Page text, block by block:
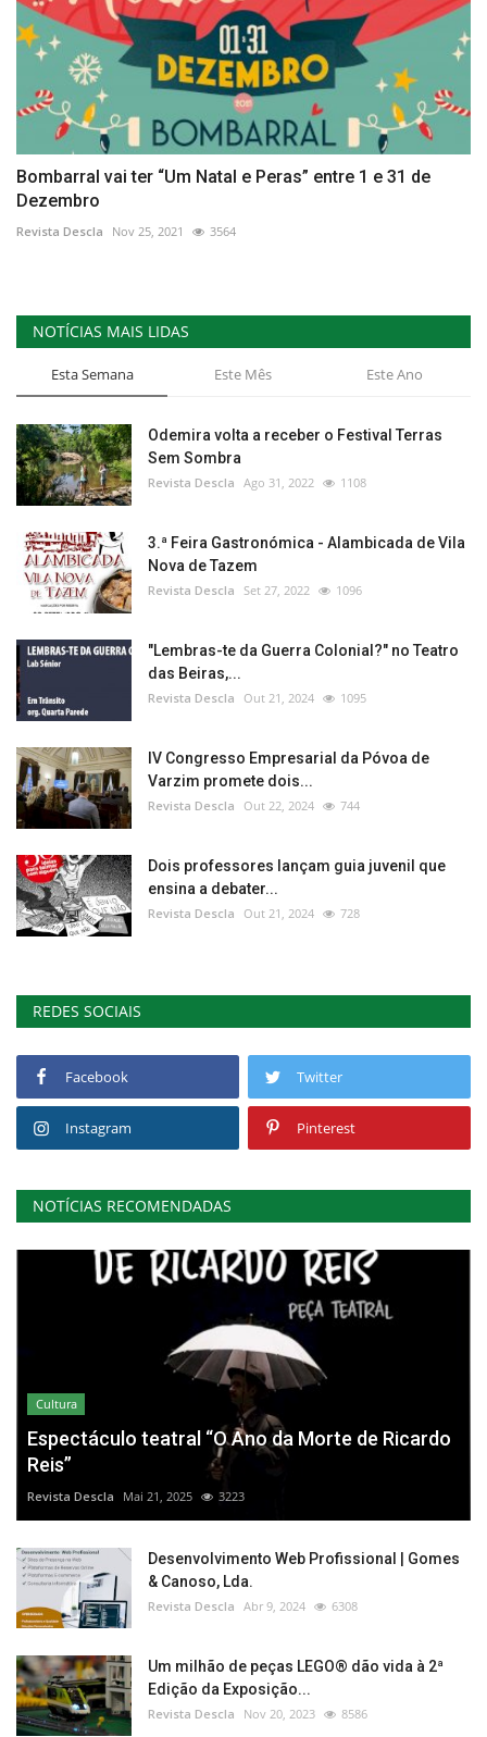
Bombarral vai ter “Um Natal e Peras” entre 1 e 31 de
Dezembro
Revista Descla Nov 25, 2021 3564
NOTÍCIAS MAIS LIDAS
Esta Semana Este Mês Este Ano
Odemira volta a receber o Festival Terras
Sem Sombra
Revista Descla Ago 31, 2022 1108
3.ª Feira Gastronómica - Alambicada de Vila
Nova de Tazem
Revista Descla Set 27, 2022 1096
"Lembras-te da Guerra Colonial?" no Teatro
das Beiras,...
Revista Descla Out 21, 2024 1095
IV Congresso Empresarial da Póvoa de
Varzim promete dois...
Revista Descla Out 22, 2024 744
Dois professores lançam guia juvenil que
ensina a debater...
Revista Descla Out 21, 2024 728
REDES SOCIAIS
Facebook Twitter
Instagram Pinterest
NOTÍCIAS RECOMENDADAS
Cultura
Espectáculo teatral “O Ano da Morte de Ricardo
Reis”
Revista Descla Mai 21, 2025 3223
Desenvolvimento Web Profissional | Gomes
& Canoso, Lda.
Revista Descla Abr 9, 2024 6308
Um milhão de peças LEGO® dão vida à 2ª
Edição da Exposição...
Revista Descla Nov 20, 2023 8586